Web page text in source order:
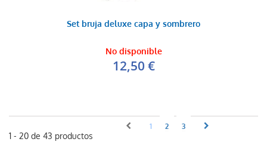
Set bruja deluxe capa y sombrero
No disponible
12,50 €
1 - 20 de 43 productos
1 2 3